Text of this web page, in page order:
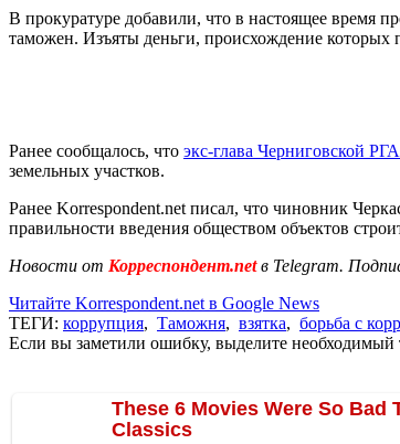
В прокуратуре добавили, что в настоящее время
таможен. Изъяты деньги, происхождение которых
Ранее сообщалось, что экс-глава Черниговской
земельных участков.
Ранее Korrespondent.net писал, что чиновник
правильности введения обществом объектов
Новости от Корреспондент.netв Telegram.
Читайте Korrespondent.net в Google News
ТЕГИ: коррупция, Таможня, взятка, борьба с
Если вы заметили ошибку, выделите